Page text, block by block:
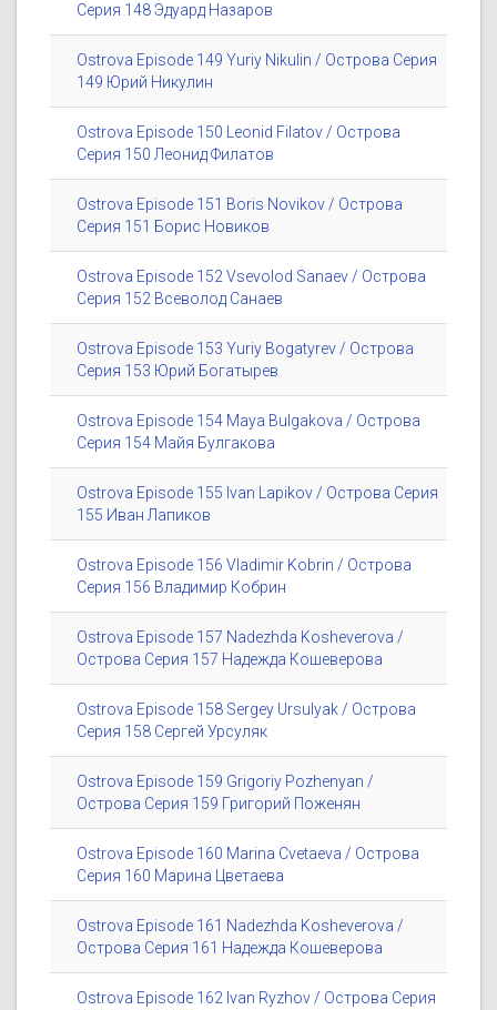
Серия 148 Эдуард Назаров
Ostrova Episode 149 Yuriy Nikulin / Острова Серия
149 Юрий Никулин
Ostrova Episode 150 Leonid Filatov / Острова
Серия 150 Леонид Филатов
Ostrova Episode 151 Boris Novikov / Острова
Серия 151 Борис Новиков
Ostrova Episode 152 Vsevolod Sanaev / Острова
Серия 152 Всеволод Санаев
Ostrova Episode 153 Yuriy Bogatyrev / Острова
Серия 153 Юрий Богатырев
Ostrova Episode 154 Maya Bulgakova / Острова
Серия 154 Майя Булгакова
Ostrova Episode 155 Ivan Lapikov / Острова Серия
155 Иван Лапиков
Ostrova Episode 156 Vladimir Kobrin / Острова
Серия 156 Владимир Кобрин
Ostrova Episode 157 Nadezhda Kosheverova /
Острова Серия 157 Надежда Кошеверова
Ostrova Episode 158 Sergey Ursulyak / Острова
Серия 158 Сергей Урсуляк
Ostrova Episode 159 Grigoriy Pozhenyan /
Острова Серия 159 Григорий Поженян
Ostrova Episode 160 Marina Cvetaeva / Острова
Серия 160 Марина Цветаева
Ostrova Episode 161 Nadezhda Kosheverova /
Острова Серия 161 Надежда Кошеверова
Ostrova Episode 162 Ivan Ryzhov / Острова Серия